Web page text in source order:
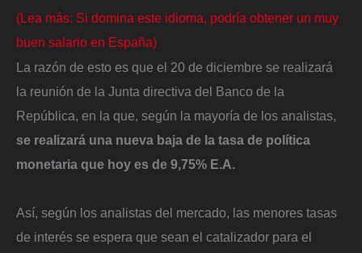
(Lea más: Si domina este idioma, podría obtener un muy
buen salario en España)
La razón de esto es que el 20 de diciembre se realizará
la reunión de la Junta directiva del Banco de la
República, en la que, según la mayoría de los analistas,
se realizará una nueva baja de la tasa de política
monetaria que hoy es de 9,75% E.A.
Así, según los analistas del mercado, las menores tasas
de interés se espera que sean el catalizador para el